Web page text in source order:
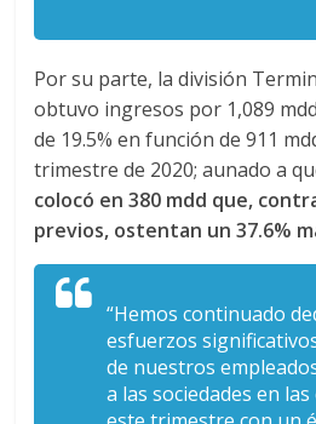
n
a
r
Por su parte, la división
obtuvo ingresos por 1,089
de 19.5% en función de 911
trimestre de 2020; aunado a
colocó en 380 mdd que,
previos, ostentan un 37.6%
“Hemos continuado
esfuerzos
de nuestros
a las sociedades en